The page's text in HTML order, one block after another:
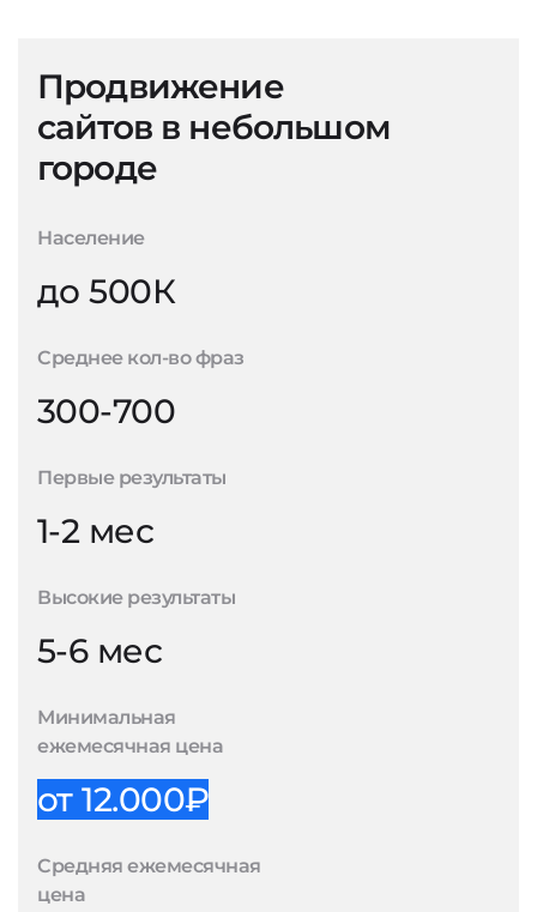
Продвижение
сайтов в небольшом
городе
Население
до 500К
Среднее кол-во фраз
300-700
Первые результаты
1-2 мес
Высокие результаты
5-6 мес
Минимальная
ежемесячная цена
от 12.000₽
Средняя ежемесячная
цена